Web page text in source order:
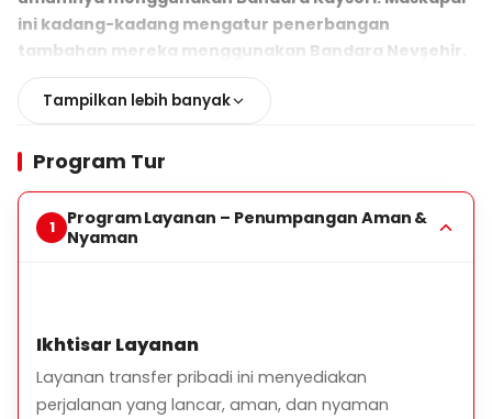
ini kadang-kadang mengatur penerbangan
tambahan mereka menggunakan Bandara Nevşehir.
dengan pesawat, kami memiliki transfer bandara
pribadi atau standar baik satu arah maupun pulang
pergi (round-trip), baik dari Bandara Nevşehir atau
Bandara Kayseri.
untuk beberapa penerbangan yang sangat pagi atau
sangat larut, tetapi pasti ada layanan transfer untuk
setiap penerbangan.
Tampilkan lebih banyak
Program Tur
Program Layanan – Penumpangan Aman &
Nyaman
Ikhtisar Layanan
Layanan transfer pribadi ini menyediakan
perjalanan yang lancar, aman, dan nyaman